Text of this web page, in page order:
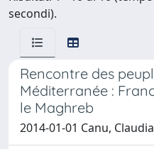
secondi).
Rencontre des
Méditerranée :
le Maghreb
2014-01-01 Canu, Claudia